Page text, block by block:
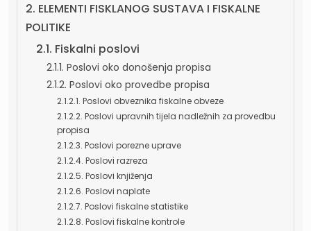
2. ELEMENTI FISKLANOG SUSTAVA I FISKALNE
POLITIKE
2.1. Fiskalni poslovi
2.1.1. Poslovi oko donošenja propisa
2.1.2. Poslovi oko provedbe propisa
2.1.2.1. Poslovi obveznika fiskalne obveze
2.1.2.2. Poslovi upravnih tijela nadležnih za provedbu
propisa
2.1.2.3. Poslovi porezne uprave
2.1.2.4. Poslovi razreza
2.1.2.5. Poslovi knjiženja
2.1.2.6. Poslovi naplate
2.1.2.7. Poslovi fiskalne statistike
2.1.2.8. Poslovi fiskalne kontrole